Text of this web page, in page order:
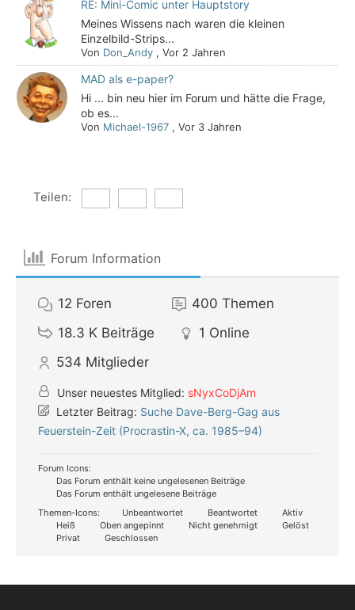
RE: Mini-Comic unter Hauptstory
Meines Wissens nach waren die kleinen
Einzelbild-Strips...
Von Don_Andy ,Vor 2 Jahren
MAD als e-paper?
Hi ... bin neu hier im Forum und hätte die Frage,
ob es...
Von Michael-1967 ,Vor 3 Jahren
Teilen:
Forum Information
12 Foren 400 Themen
18.3 K Beiträge 1 Online
534 Mitglieder
Unser neuestes Mitglied: sNyxCoDjAm
Letzter Beitrag: Suche Dave-Berg-Gag aus
Feuerstein-Zeit (Procrastin-X, ca. 1985–94)
Forum Icons:
Das Forum enthält keine ungelesenen Beiträge
Das Forum enthält ungelesene Beiträge
Themen-Icons:
Unbeantwortet Beantwortet
Aktiv
Heiß
Oben angepinnt Nicht genehmigt
Gelöst
Privat
Geschlossen